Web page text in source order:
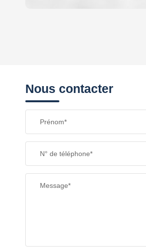
TAXE FONCIÈRE
SUPERFICIE :
RESTAURANTS ET CAFÉS
Nous contacter
Prénom*
N° de téléphone*
Message*